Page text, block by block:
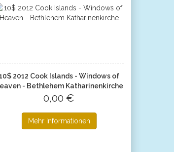
2012 Cook Islands - Windows of
- Bethlehem Katharinenkirche
0,00 €
Mehr Informationen